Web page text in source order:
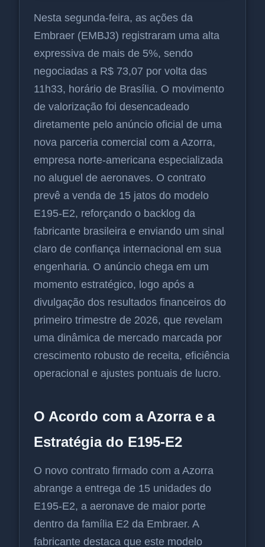
Nesta segunda-feira, as ações da
Embraer (EMBJ3) registraram uma alta
expressiva de mais de 5%, sendo
negociadas a R$ 73,07 por volta das
11h33, horário de Brasília. O movimento
de valorização foi desencadeado
diretamente pelo anúncio oficial de uma
nova parceria comercial com a Azorra,
empresa norte-americana especializada
no aluguel de aeronaves. O contrato
prevê a venda de 15 jatos do modelo
E195-E2, reforçando o backlog da
fabricante brasileira e enviando um sinal
claro de confiança internacional em sua
engenharia. O anúncio chega em um
momento estratégico, logo após a
divulgação dos resultados financeiros do
primeiro trimestre de 2026, que revelam
uma dinâmica de mercado marcada por
crescimento robusto de receita, eficiência
operacional e ajustes pontuais de lucro.
O Acordo com a Azorra e a
Estratégia do E195-E2
O novo contrato firmado com a Azorra
abrange a entrega de 15 unidades do
E195-E2, a aeronave de maior porte
dentro da família E2 da Embraer. A
fabricante destaca que este modelo